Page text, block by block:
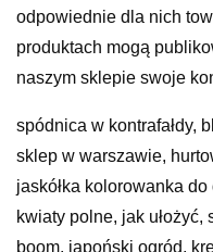
odpowiednie dla nich
produktach mogą
naszym sklepie swoje
spódnica w kontrafałdy,
sklep w warszawie,
jaskółka kolorowanka
kwiaty polne, jak
boom, japoński ogród,